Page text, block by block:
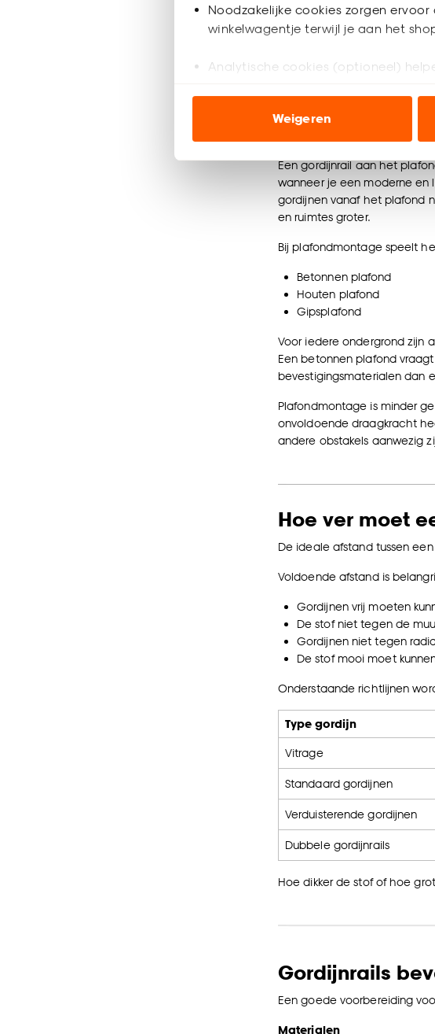
Noodzakelijke cookies zorgen
winkelwagentje terwijl je aan het
Analytische cookies (optioneel)
ook buiten de website voor
Klik op ‘Ja, alles toestaan’ om gebruik
noodzakelijke cookies te accepteren.
accepteren door op ‘Cookies
Goed om te weten is dat je deze
Weigeren
Gordijnrail aan
Een gordijnrail aan het
wanneer je een moderne en
gordijnen vanaf het plafond
en ruimtes groter.
Bij plafondmontage speelt
Betonnen plafond
Houten plafond
Gipsplafond
Voor iedere ondergrond zijn
Een betonnen plafond
bevestigingsmaterialen dan
Plafondmontage is minder
onvoldoende draagkracht
andere obstakels aanwezig
Hoe ver moet
De ideale afstand tussen
Voldoende afstand is
Gordijnen vrij moeten
De stof niet tegen de
Gordijnen niet tegen
De stof mooi moet
Onderstaande richtlijnen
Type gordijn
Vitrage
Standaard gordijnen
Verduisterende gordijnen
Dubbele gordijnrails
Hoe dikker de stof of hoe
Gordijnrails
Een goede voorbereiding
Materialen